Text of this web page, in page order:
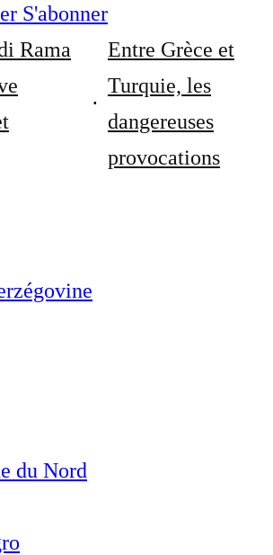
S'abonner
Rama
Entre Grèce et
Turquie, les
dangereuses
provocations
du Nord